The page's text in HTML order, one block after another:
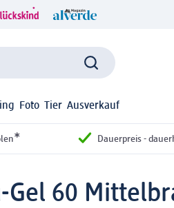
Foto Tier Ausverkauf
* Dauerpreis -
60